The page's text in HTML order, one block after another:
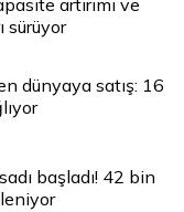
artırımı ve
sürüyor
dünyaya satış: 16
başladı! 42 bin